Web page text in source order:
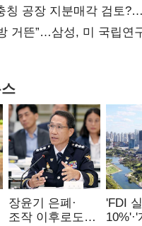
칭 공장 지분매각 검토
거뜬”…삼성, 미 국립연
장윤기 은폐·
조작 이후로도
'FDI